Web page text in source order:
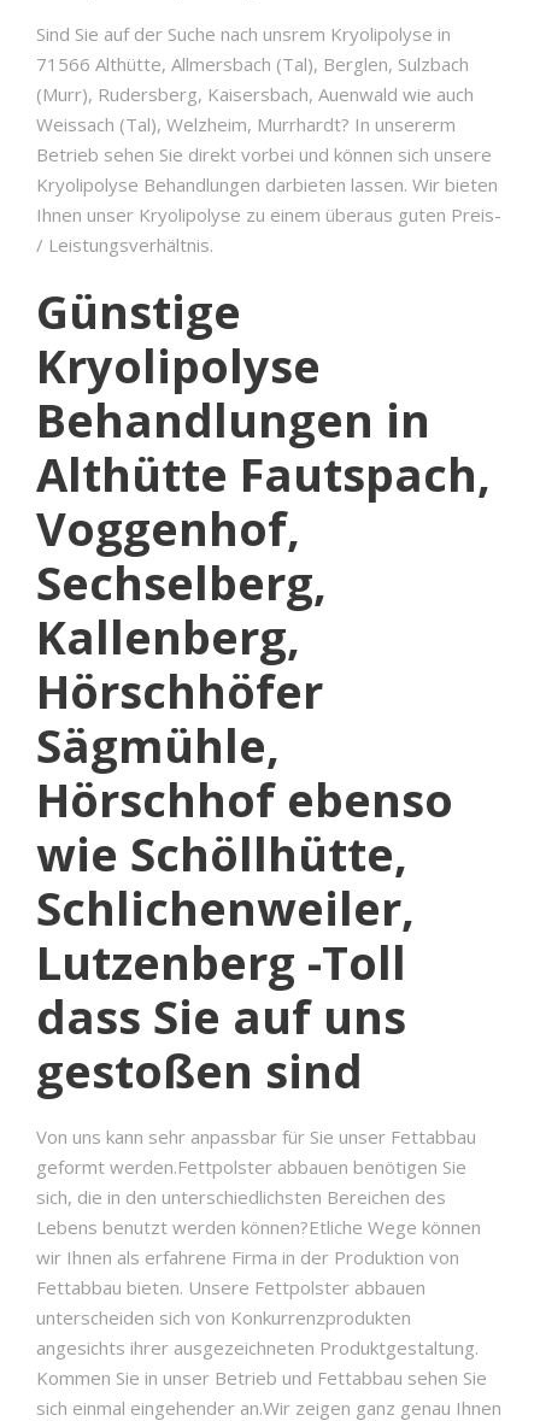
Sind Sie auf der Suche nach unsrem Kryolipolyse in
71566 Althütte, Allmersbach (Tal), Berglen, Sulzbach
(Murr), Rudersberg, Kaisersbach, Auenwald wie auch
Weissach (Tal), Welzheim, Murrhardt? In unsererm
Betrieb sehen Sie direkt vorbei und können sich unsere
Kryolipolyse Behandlungen darbieten lassen. Wir bieten
Ihnen unser Kryolipolyse zu einem überaus guten Preis-
/ Leistungsverhältnis.
Günstige
Kryolipolyse
Behandlungen in
Althütte Fautspach,
Voggenhof,
Sechselberg,
Kallenberg,
Hörschhöfer
Sägmühle,
Hörschhof ebenso
wie Schöllhütte,
Schlichenweiler,
Lutzenberg -Toll
dass Sie auf uns
gestoßen sind
Von uns kann sehr anpassbar für Sie unser Fettabbau
geformt werden.Fettpolster abbauen benötigen Sie
sich, die in den unterschiedlichsten Bereichen des
Lebens benutzt werden können?Etliche Wege können
wir Ihnen als erfahrene Firma in der Produktion von
Fettabbau bieten. Unsere Fettpolster abbauen
unterscheiden sich von Konkurrenzprodukten
angesichts ihrer ausgezeichneten Produktgestaltung.
Kommen Sie in unser Betrieb und Fettabbau sehen Sie
sich einmal eingehender an.Wir zeigen ganz genau Ihnen